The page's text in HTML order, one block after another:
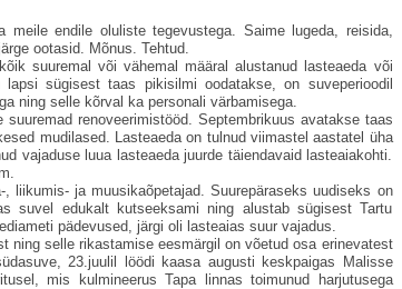
endile oluliste tegevustega. Saime lugeda, reisida,
ootasid. Mõnus. Tehtud.
suuremal või vähemal määral alustanud lasteaeda või
sügisest taas pikisilmi oodatakse, on suveperioodil
ning selle kõrval ka personali värbamisega.
renoveerimistööd. Septembrikuus avatakse taas
mudilased. Lasteaeda on tulnud viimastel aastatel üha
vajaduse luua lasteaeda juurde täiendavaid lasteaiakohti.
liikumis- ja muusikaõpetajad. Suurepäraseks uudiseks on
suvel edukalt kutseeksami ning alustab sügisest Tartu
pädevused, järgi oli lasteaias suur vajadus.
ning selle rikastamise eesmärgil on võetud osa erinevatest
23.juulil löödi kaasa augusti keskpaigas Malisse
mis kulmineerus Tapa linnas toimunud harjutusega